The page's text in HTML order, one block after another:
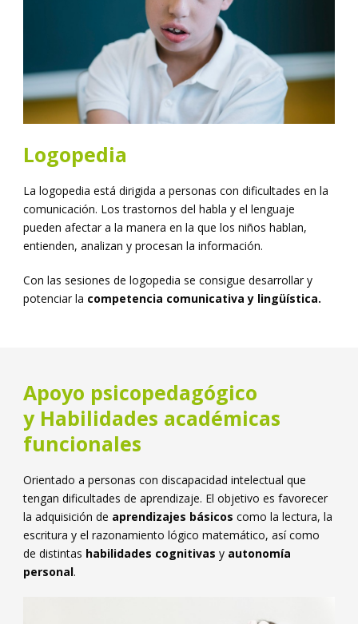
Logopedia
La logopedia está dirigida a personas con dificultades en la
comunicación. Los trastornos del habla y el lenguaje
pueden afectar a la manera en la que los niños hablan,
entienden, analizan y procesan la información.
Con las sesiones de logopedia se consigue desarrollar y
potenciar la competencia comunicativa y lingüística.
Apoyo psicopedagógico
y Habilidades académicas
funcionales
Orientado a personas con discapacidad intelectual que
tengan dificultades de aprendizaje. El objetivo es favorecer
la adquisición de aprendizajes básicos como la lectura, la
escritura y el razonamiento lógico matemático, así como
de distintas habilidades cognitivas y autonomía
personal.